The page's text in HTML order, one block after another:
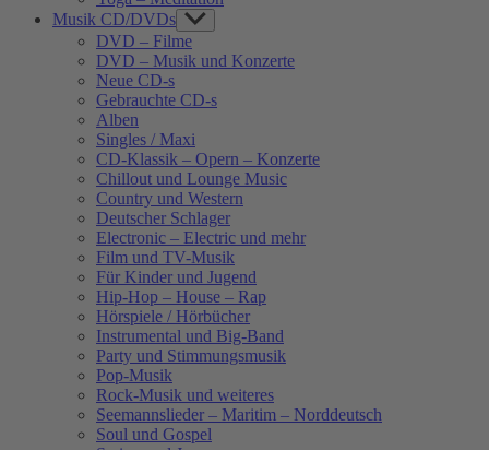
Musik CD/DVDs Show
sub
menu
DVD – Filme
DVD – Musik und Konzerte
Neue CD-s
Gebrauchte CD-s
Alben
Singles / Maxi
CD-Klassik – Opern – Konzerte
Chillout und Lounge Music
Country und Western
Deutscher Schlager
Electronic – Electric und mehr
Film und TV-Musik
Für Kinder und Jugend
Hip-Hop – House – Rap
Hörspiele / Hörbücher
Instrumental und Big-Band
Party und Stimmungsmusik
Pop-Musik
Rock-Musik und weiteres
Seemannslieder – Maritim – Norddeutsch
Soul und Gospel